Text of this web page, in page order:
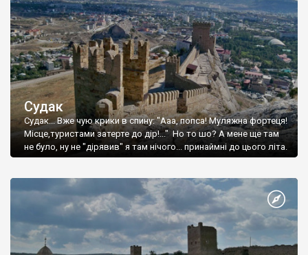
Судак
Судак... Вже чую крики в спину: "Ааа, попса! Муляжна фортеця!
Місце,туристами затерте до дір!..." Но то шо? А мене ще там
не було, ну не "дірявив" я там нічого... принаймні до цього літа.